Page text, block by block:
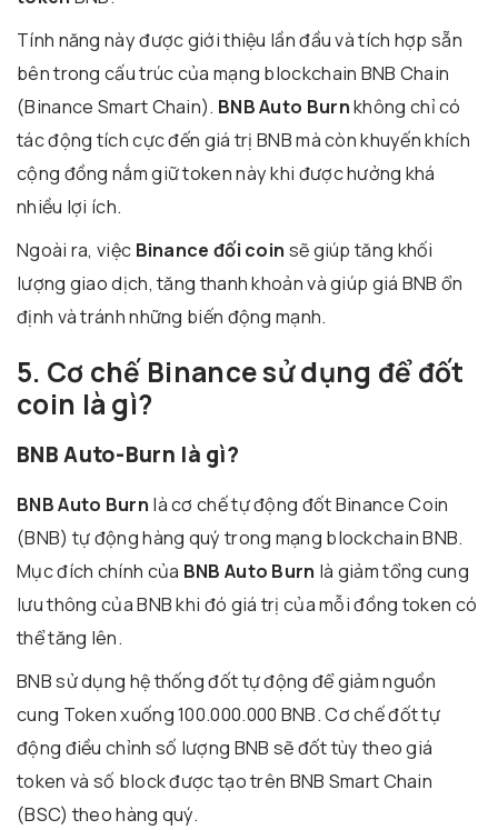
Tính năng này được giới thiệu lần đầu và tích hợp sẵn
bên trong cấu trúc của mạng blockchain BNB Chain
(Binance Smart Chain). BNB Auto Burnkhông chỉ có
tác động tích cực đến giá trị BNB mà còn khuyến khích
cộng đồng nắm giữ token này khi được hưởng khá
nhiều lợi ích.
Ngoài ra, việc Binance đối coin sẽ giúp tăng khối
lượng giao dịch, tăng thanh khoản và giúp giá BNB ổn
định và tránh những biến động mạnh.
5. Cơ chế Binance sử dụng để đốt
coin là gì?
BNB Auto-Burn là gì?
BNB Auto Burn là cơ chế tự động đốt Binance Coin
(BNB) tự động hàng quý trong mạng blockchain BNB.
Mục đích chính của BNB Auto Burn là giảm tổng cung
lưu thông của BNB khi đó giá trị của mỗi đồng token có
thể tăng lên.
BNB sử dụng hệ thống đốt tự động để giảm nguồn
cung Token xuống 100.000.000 BNB. Cơ chế đốt tự
động điều chỉnh số lượng BNB sẽ đốt tùy theo giá
token và số block được tạo trên BNB Smart Chain
(BSC) theo hàng quý.